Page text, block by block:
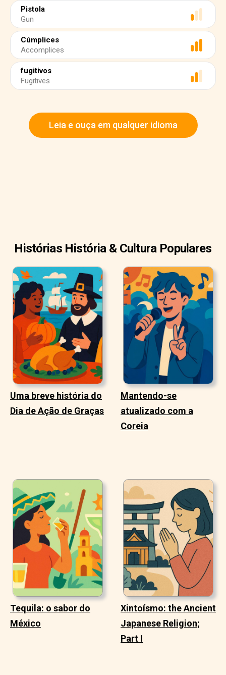
Pistola
Gun
Cúmplices
Accomplices
fugitivos
Fugitives
Leia e ouça em qualquer idioma
Histórias História & Cultura Populares
Uma breve história do
Dia de Ação de Graças
Mantendo-se
atualizado com a
Coreia
Tequila: o sabor do
México
Xintoísmo: the Ancient
Japanese Religion;
Part I